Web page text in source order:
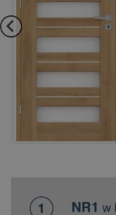
Zobacz
pomiar